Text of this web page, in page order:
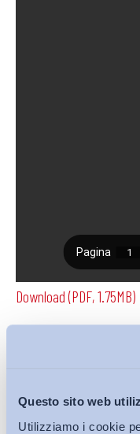
Questo sito web
Utilizziamo i cookie
Download (PDF, 1.75MB)